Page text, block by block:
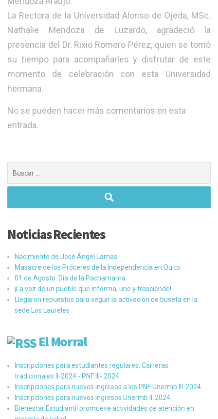
La Rectora de la Universidad Alonso de Ojeda, MSc.
Nathalie Mendoza de Luzardo, agradeció la
presencia del Dr. Rixio Romero Pérez, quien se tomó
su tiempo para acompañarles y disfrutar de este
momento de celebración con esta Universidad
hermana.
No se pueden hacer más comentarios en esta
entrada.
Noticias Recientes
Nacimiento de José Ángel Lamas.
Masacre de los Próceres de la Independencia en Quito.
01 de Agosto: Día de la Pachamama
¡La voz de un pueblo que informa, une y trasciende!
Llegaron repuestos para seguir la activación de buseta en la
sede Los Laureles
El Morral
Inscripciones para estudiantes regulares: Carreras
tradicionales II-2024 - PNF III- 2024
Inscripciones para nuevos ingresos a los PNF Unermb III-2024
Inscripciones para nuevos ingresos Unermb II-2024
Bienestar Estudiantil promueve actividades de atención en